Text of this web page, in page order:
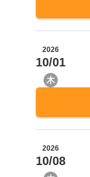
2026
10/01
木
2026
10/08